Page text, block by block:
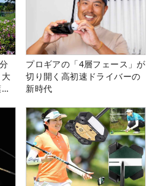
プロギアの「4層フェース」が
切り開く高初速ドライバーの
新時代